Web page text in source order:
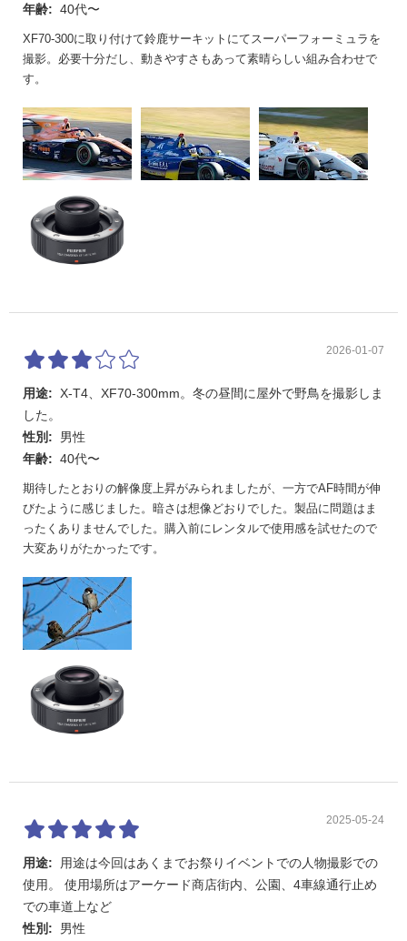
年齢: 40代〜
XF70-300に取り付けて鈴鹿サーキットにてスーパーフォーミュラを
撮影。必要十分だし、動きやすさもあって素晴らしい組み合わせで
す。
2026-01-07
用途: X-T4、XF70-300mm。冬の昼間に屋外で野鳥を撮影しま
した。
性別:
男性
年齢: 40代〜
期待したとおりの解像度上昇がみられましたが、一方でAF時間が伸
びたように感じました。暗さは想像どおりでした。製品に問題はま
ったくありませんでした。購入前にレンタルで使用感を試せたので
大変ありがたかったです。
2025-05-24
用途:
用途は今回はあくまでお祭りイベントでの人物撮影での
使用。 使用場所はアーケード商店街内、公園、4車線通行止め
での車道上など
性別:
男性